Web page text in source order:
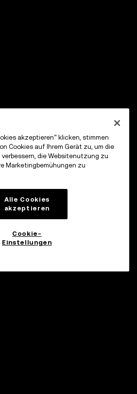
akzeptieren“ klicken, stimmen
Cookies auf Ihrem Gerät zu, um die
die Websitenutzung zu
Marketingbemühungen zu
Alle Cookies
akzeptieren
Cookie-
Einstellungen